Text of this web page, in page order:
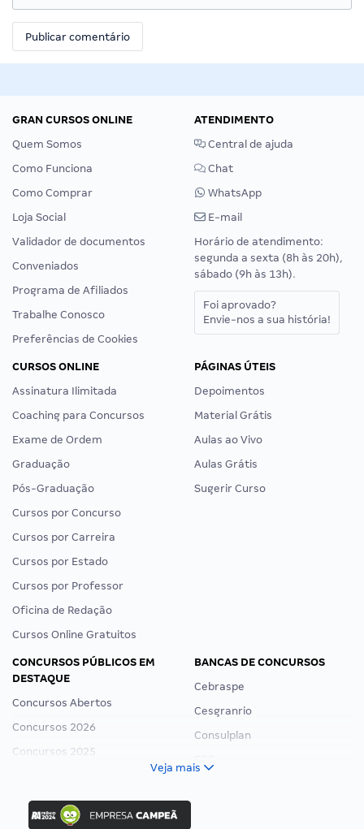
GRAN CURSOS ONLINE
Quem Somos
Como Funciona
Como Comprar
Loja Social
Validador de documentos
Conveniados
Programa de Afiliados
Trabalhe Conosco
Preferências de Cookies
ATENDIMENTO
Central de ajuda
Chat
WhatsApp
E-mail
Horário de atendimento:
segunda a sexta (8h às 20h),
sábado (9h às 13h).
Foi aprovado?
Envie-nos a sua história!
CURSOS ONLINE
Assinatura Ilimitada
Coaching para Concursos
Exame de Ordem
Graduação
Pós-Graduação
Cursos por Concurso
Cursos por Carreira
Cursos por Estado
Cursos por Professor
Oficina de Redação
Cursos Online Gratuitos
PÁGINAS ÚTEIS
Depoimentos
Material Grátis
Aulas ao Vivo
Aulas Grátis
Sugerir Curso
CONCURSOS PÚBLICOS EM
DESTAQUE
Concursos Abertos
Concursos 2026
Concursos 2025
Concurso Ibama
Concurso MPU
BANCAS DE CONCURSOS
Cebraspe
Cesgranrio
Consulplan
Veja mais